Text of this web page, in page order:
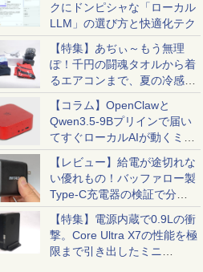
クにドンピシャな「ローカル
LLM」の選び方と快適化テク
【特集】あぢぃ～もう無理
ぽ！千円の闘魂タオルから着
るエアコンまで、夏の冷感グ
ッズ一挙紹介
【コラム】OpenClawと
Qwen3.5-9Bプリインで届い
てすぐローカルAIが動くミニ
PC「SER9 Pro」
【レビュー】給電が途切れな
い優れもの！バッファロー製
Type-C充電器の検証で分か
ったこと
【特集】電源内蔵で0.9Lの衝
撃。Core Ultra X7の性能を極
限まで引き出したミニ
14インチワイド液晶 フルHD ノー
ン office付き Intel Pentium
メモリ8GB M.2 SATA
USB3.0 HDMI WEBカメラ
無線LAN Windows11 JIS規格
列キーボード ノートPC
】
本日超得 P5倍
｜中古 2in1 ノ
Office付き｜
Core i5 第8世
256GB 13.3型
ネル WEBカメ
2-in-1 タブレッ
￥49,800
10倍 送料無料 中古パソコン
2
＼11日まで限定
インチワイド液晶モ
2
＼本日限定500円値下げ／
ミングのための
7
みんなの日本語 初級2 第3
8